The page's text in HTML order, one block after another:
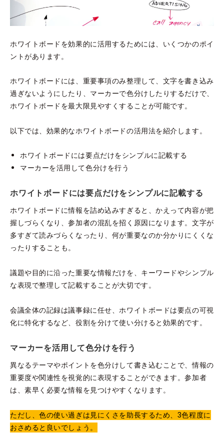
ホワイトボードを効果的に活用するためには、いくつかのポイ
ントがあります。
ホワイトボードには、重要事項のみ整理して、文字を書き込み
過ぎないようにしたり、マーカーで色分けしたりするだけで、
ホワイトボードを最大限見やすくすることが可能です。
以下では、効果的なホワイトボードの活用法を紹介します。
ホワイトボードには要点だけをシンプルに記載する
マーカーを活用して色分けを行う
ホワイトボードには要点だけをシンプルに記載する
ホワイトボードに情報を詰め込みすぎると、かえって内容が把
握しづらくなり、参加者の混乱を招く原因になります。文字が
多すぎて読みづらくなったり、何が重要なのか分かりにくくな
ったりすることも。
議題や目的に沿った重要な情報だけを、キーワードやシンプル
な表現で整理して記載することが大切です。
会議全体の記録は議事録に任せ、ホワイトボードは要点の可視
化に特化するなど、役割を分けて使い分けると効果的です。
マーカーを活用して色分けを行う
異なるテーマやポイントを色分けして書き込むことで、情報の
重要度や関連性を視覚的に表現することができます。参加者
は、素早く必要な情報を見つけやすくなります。
ただし、色の使い過ぎは見にくさを助長するため、3色程度に
おさめると良いでしょう。